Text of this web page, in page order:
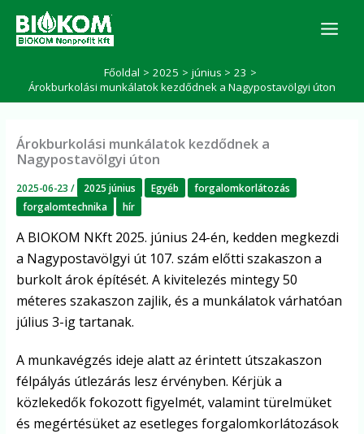
content
Főoldal 2025 június
23
Árokburkolási munkálatok kezdődnek a Nagypostavölgyi úton
Árokburkolási munkálatok kezdődnek a
Nagypostavölgyi úton
2025-06-23/ 2025 június Egyéb
forgalomkorlátozás
forgalomtechnika
hír
A BIOKOM NKft 2025. június 24-én, kedden megkezdi
a Nagypostavölgyi út 107. szám előtti szakaszon a
burkolt árok építését. A kivitelezés mintegy 50
méteres szakaszon zajlik, és a munkálatok várhatóan
július 3-ig tartanak.
A munkavégzés ideje alatt az érintett útszakaszon
félpályás útlezárás lesz érvényben. Kérjük a
közlekedők fokozott figyelmét, valamint türelmüket
és megértésüket az esetleges forgalomkorlátozások
e
r
é
s